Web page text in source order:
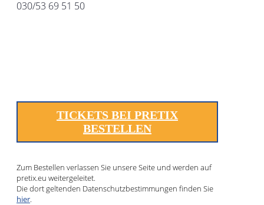
030/53 69 51 50
TICKETS BEI PRETIX
BESTELLEN
Zum Bestellen verlassen Sie unsere Seite und werden auf
pretix.eu weitergeleitet.
Die dort geltenden Datenschutzbestimmungen finden Sie
hier.